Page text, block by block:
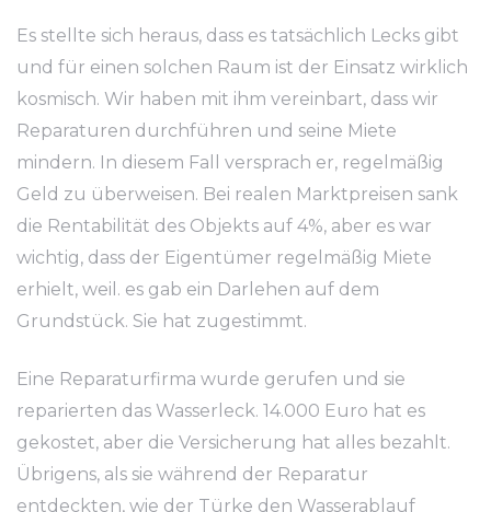
Es stellte sich heraus, dass es tatsächlich Lecks gibt
und für einen solchen Raum ist der Einsatz wirklich
kosmisch. Wir haben mit ihm vereinbart, dass wir
Reparaturen durchführen und seine Miete
mindern. In diesem Fall versprach er, regelmäßig
Geld zu überweisen. Bei realen Marktpreisen sank
die Rentabilität des Objekts auf 4%, aber es war
wichtig, dass der Eigentümer regelmäßig Miete
erhielt, weil. es gab ein Darlehen auf dem
Grundstück. Sie hat zugestimmt.
Eine Reparaturfirma wurde gerufen und sie
reparierten das Wasserleck. 14.000 Euro hat es
gekostet, aber die Versicherung hat alles bezahlt.
Übrigens, als sie während der Reparatur
entdeckten, wie der Türke den Wasserablauf